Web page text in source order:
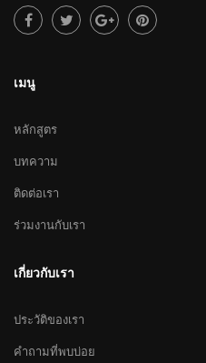
เมนู
หลักสูตร
บทความ
ติดต่อเรา
ร่วมงานกับเรา
เกี่ยวกับเรา
ประวัติของเรา
คำถามที่พบบ่อย